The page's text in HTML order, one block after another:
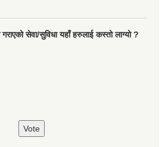
सेवा/सुविधा यहाँ हरुलाई कस्तो लाग्यो ?